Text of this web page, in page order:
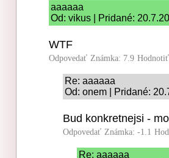
aaaaaa
Od: vikus | Pridané:
WTF
Odpovedať Známka: 7.9
Re: aaaaaa
Od: onem | Pridané:
Bud konkretnejsi -
Odpovedať Známka: -1.1
Re: aaaaaa